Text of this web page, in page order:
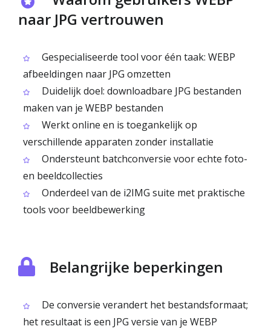
naar JPG vertrouwen
Gespecialiseerde tool voor één taak: WEBP
afbeeldingen naar JPG omzetten
Duidelijk doel: downloadbare JPG bestanden
maken van je WEBP bestanden
Werkt online en is toegankelijk op
verschillende apparaten zonder installatie
Ondersteunt batchconversie voor echte foto-
en beeldcollecties
Onderdeel van de i2IMG suite met praktische
tools voor beeldbewerking
Belangrijke beperkingen
De conversie verandert het bestandsformaat;
het resultaat is een JPG versie van je WEBP